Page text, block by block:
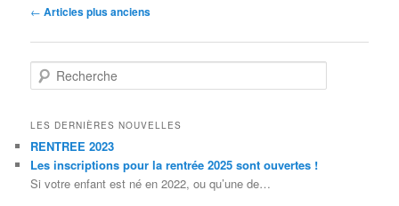
Navigation des articles
← Articles plus anciens
Recherche
LES DERNIÈRES NOUVELLES
RENTREE 2023
Les inscriptions pour la rentrée 2025 sont ouvertes !
Si votre enfant est né en 2022, ou qu’une de…